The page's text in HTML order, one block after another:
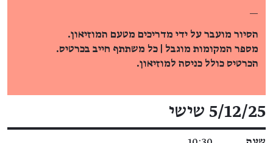
—
הסיור מועבר על ידי מדריכים מטעם המוזיאון.
מספר המקומות מוגבל | כל משתתף חייב בכרטיס.
הכרטיס כולל כניסה למוזיאון.
5/12/25 שישי